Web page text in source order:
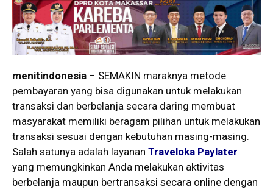
menitindonesia – SEMAKIN maraknya metode
pembayaran yang bisa digunakan untuk melakukan
transaksi dan berbelanja secara daring membuat
masyarakat memiliki beragam pilihan untuk melakukan
transaksi sesuai dengan kebutuhan masing-masing.
Salah satunya adalah layanan Traveloka Paylater
yang memungkinkan Anda melakukan aktivitas
berbelanja maupun bertransaksi secara online dengan